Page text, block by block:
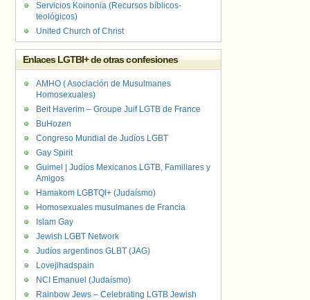
Servicios Koinonia (Recursos bíblicos-
teológicos)
United Church of Christ
Enlaces LGTBI+ de otras confesiones
AMHO ( Asociación de Musulmanes
Homosexuales)
Beit Haverim – Groupe Juif LGTB de France
BuHozen
Congreso Mundial de Judíos LGBT
Gay Spirit
Guimel | Judíos Mexicanos LGTB, Familiares y
Amigos
Hamakom LGBTQI+ (Judaísmo)
Homosexuales musulmanes de Francia
Islam Gay
Jewish LGBT Network
Judíos argentinos GLBT (JAG)
Lovejihadspain
NCI Emanuel (Judaísmo)
Rainbow Jews – Celebrating LGTB Jewish